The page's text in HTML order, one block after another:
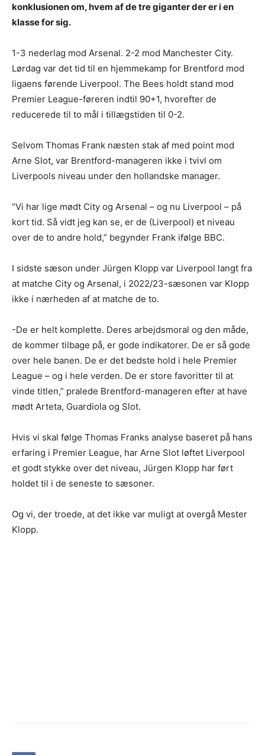
konklusionen om, hvem af de tre giganter der er i en
klasse for sig.
1-3 nederlag mod Arsenal. 2-2 mod Manchester City.
Lørdag var det tid til en hjemmekamp for Brentford mod
ligaens førende Liverpool. The Bees holdt stand mod
Premier League-føreren indtil 90+1, hvorefter de
reducerede til to mål i tillægstiden til 0-2.
Selvom Thomas Frank næsten stak af med point mod
Arne Slot, var Brentford-manageren ikke i tvivl om
Liverpools niveau under den hollandske manager.
“Vi har lige mødt City og Arsenal – og nu Liverpool – på
kort tid. Så vidt jeg kan se, er de (Liverpool) et niveau
over de to andre hold,” begynder Frank ifølge BBC.
I sidste sæson under Jürgen Klopp var Liverpool langt fra
at matche City og Arsenal, i 2022/23-sæsonen var Klopp
ikke i nærheden af at matche de to.
-De er helt komplette. Deres arbejdsmoral og den måde,
de kommer tilbage på, er gode indikatorer. De er så gode
over hele banen. De er det bedste hold i hele Premier
League – og i hele verden. De er store favoritter til at
vinde titlen,” pralede Brentford-manageren efter at have
mødt Arteta, Guardiola og Slot.
Hvis vi skal følge Thomas Franks analyse baseret på hans
erfaring i Premier League, har Arne Slot løftet Liverpool
et godt stykke over det niveau, Jürgen Klopp har ført
holdet til i de seneste to sæsoner.
Og vi, der troede, at det ikke var muligt at overgå Mester
Klopp.